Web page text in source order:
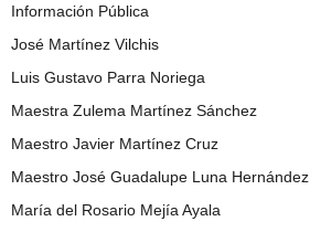
Información Pública
José Martínez Vilchis
Luis Gustavo Parra Noriega
Maestra Zulema Martínez Sánchez
Maestro Javier Martínez Cruz
Maestro José Guadalupe Luna Hernández
María del Rosario Mejía Ayala